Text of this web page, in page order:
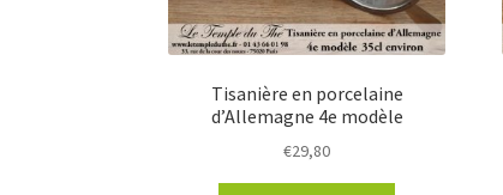
Tisanière en porcelaine
d’Allemagne 4e modèle
€29,80